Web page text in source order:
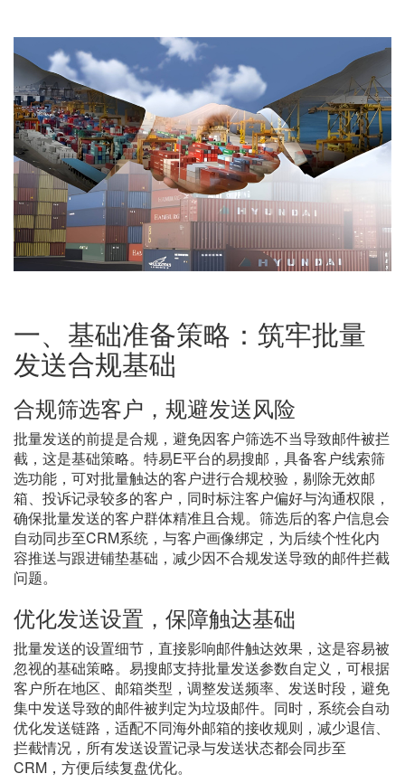
一、基础准备策略：筑牢批量
发送合规基础
合规筛选客户，规避发送风险
批量发送的前提是合规，避免因客户筛选不当导致邮件被拦
截，这是基础策略。特易E平台的易搜邮，具备客户线索筛
选功能，可对批量触达的客户进行合规校验，剔除无效邮
箱、投诉记录较多的客户，同时标注客户偏好与沟通权限，
确保批量发送的客户群体精准且合规。筛选后的客户信息会
自动同步至CRM系统，与客户画像绑定，为后续个性化内
容推送与跟进铺垫基础，减少因不合规发送导致的邮件拦截
问题。
优化发送设置，保障触达基础
批量发送的设置细节，直接影响邮件触达效果，这是容易被
忽视的基础策略。易搜邮支持批量发送参数自定义，可根据
客户所在地区、邮箱类型，调整发送频率、发送时段，避免
集中发送导致的邮件被判定为垃圾邮件。同时，系统会自动
优化发送链路，适配不同海外邮箱的接收规则，减少退信、
拦截情况，所有发送设置记录与发送状态都会同步至
CRM，方便后续复盘优化。